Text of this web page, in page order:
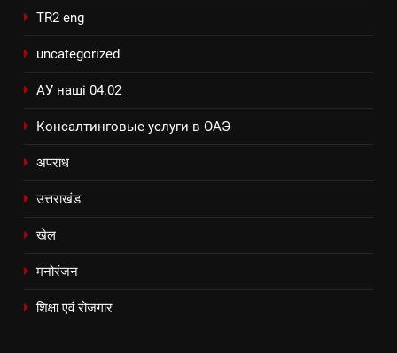
TR2 eng
uncategorized
АУ наші 04.02
Консалтинговые услуги в ОАЭ
अपराध
उत्तराखंड
खेल
मनोरंजन
शिक्षा एवं रोजगार